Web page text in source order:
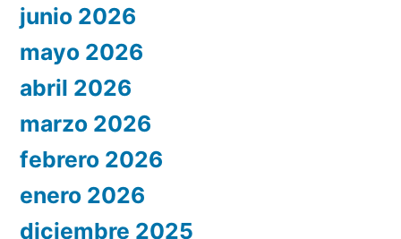
junio 2026
mayo 2026
abril 2026
marzo 2026
febrero 2026
enero 2026
diciembre 2025